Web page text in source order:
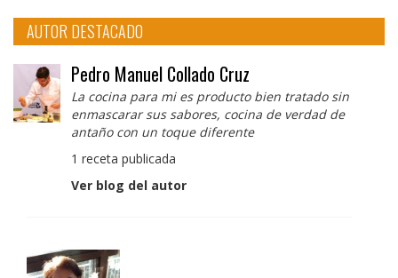
AUTOR DESTACADO
Pedro Manuel Collado Cruz
La cocina para mi es producto bien tratado sin
enmascarar sus sabores, cocina de verdad de
antaño con un toque diferente
1 receta publicada
Ver blog del autor